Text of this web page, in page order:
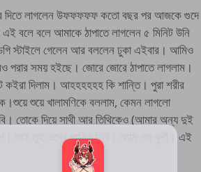
দিতে লাগলেন উফফফফফ কতো বছর পর আজকে গুদে
বলে বলে আমাকে ঠাপাতে লাগলেন ৫ মিনিট উনি
স্টাইলে গেলেন আর বললেন ঢুকা এইবার। আমিও
সময় হইছে। জোরে জোরে ঠাপাতে লাগলাম।
দিলাম। আহহহহহহ কি শান্তি। পুরা শরীর
শুয়ে খালামণিকে বললাম, কেমন লাগলো
তোকে দিয়ে সাথী আর তিথিকেও (আমার অন্য দুই
তাই তুই ওদের শান্তি দিবি। আমি তো খুশী। এই